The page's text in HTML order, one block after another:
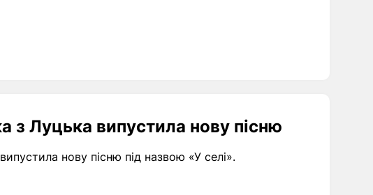
з Луцька випустила нову пісню
нову пісню під назвою «У селі».